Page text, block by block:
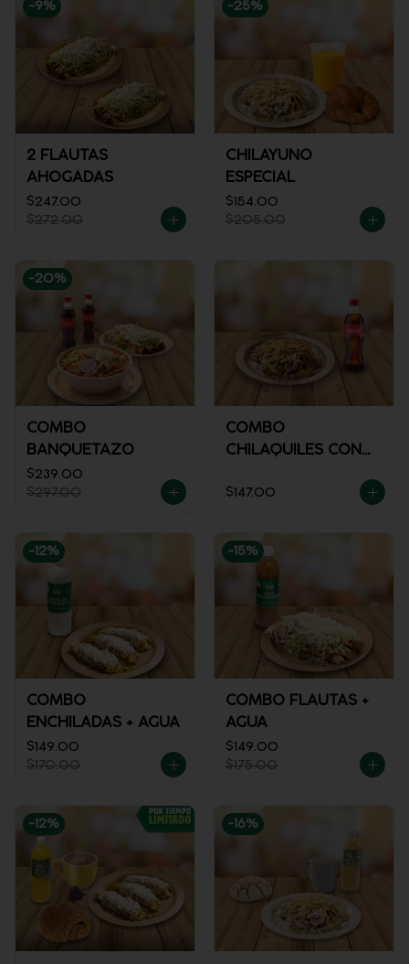
-9%
2 FLAUTAS
AHOGADAS
$247.00
$272.00
-25%
CHILAYUNO
ESPECIAL
$154.00
$205.00
-20%
COMBO
BANQUETAZO
$239.00
$297.00
COMBO
CHILAQUILES CON
$147.00
-12%
COMBO
ENCHILADAS + AGUA
$149.00
$170.00
-15%
COMBO FLAUTAS +
AGUA
$149.00
$175.00
-12% -16%